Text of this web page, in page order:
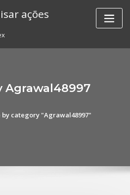
ações
Agrawal48997
by category "Agrawal48997"